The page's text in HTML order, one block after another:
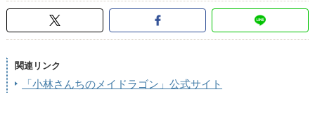
関連リンク
「小林さんちのメイドラゴン」公式サイト